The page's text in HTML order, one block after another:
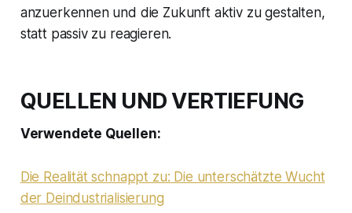
anzuerkennen und die Zukunft aktiv zu gestalten,
statt passiv zu reagieren.
QUELLEN UND VERTIEFUNG
Verwendete Quellen:
Die Realität schnappt zu: Die unterschätzte Wucht
der Deindustrialisierung